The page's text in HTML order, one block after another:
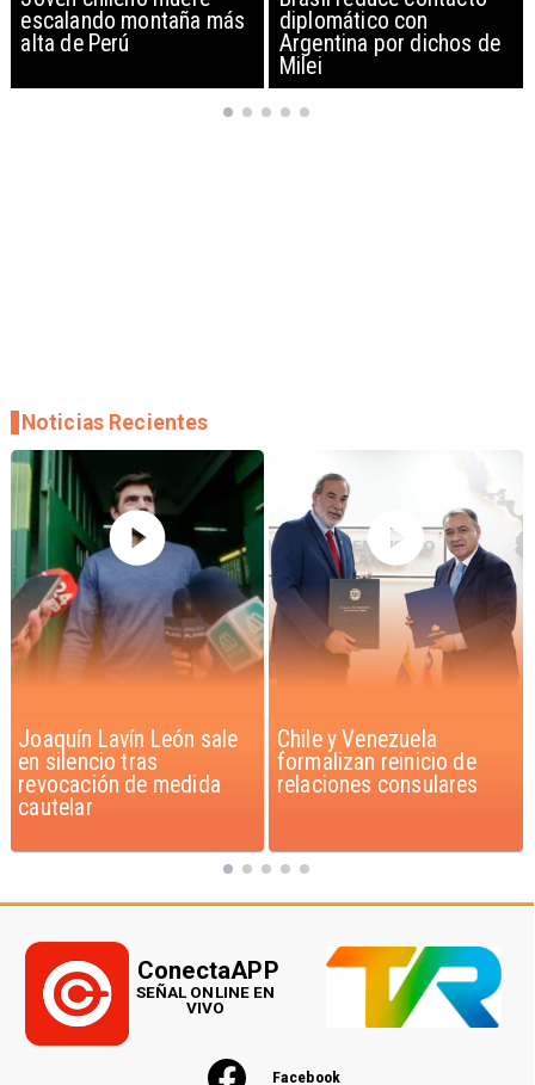
diplomático con
Argentina por dichos de
exportación de drones a
EEUU y sanciona
empresas
Chile y Venezuela
formalizan reinicio de
relaciones consulares
Feriantes rechazan
dichos de Camila Flores
sobre Fabiola Campillai
Noticias Recientes
Facebook
ConectaAPP
SEÑAL ONLINE EN
VIVO